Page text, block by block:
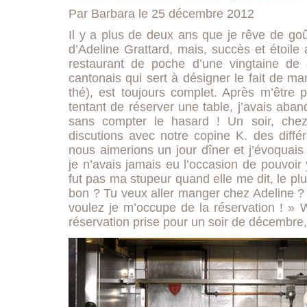
Par Barbara le 25 décembre 2012
Il y a plus de deux ans que je rêve de
d’Adeline Grattard, mais, succès et
restaurant de poche d’une vingtaine
cantonais qui sert à désigner le fait de
thé), est toujours complet. Après m’être
tentant de réserver une table, j’avais
sans compter le hasard ! Un soir,
discutions avec notre copine K. des
nous aimerions un jour dîner et
je n’avais jamais eu l’occasion de
fut pas ma stupeur quand elle me dit, le
bon ? Tu veux aller manger chez Adeline
voulez je m’occupe de la réservation ! »
réservation prise pour un soir de